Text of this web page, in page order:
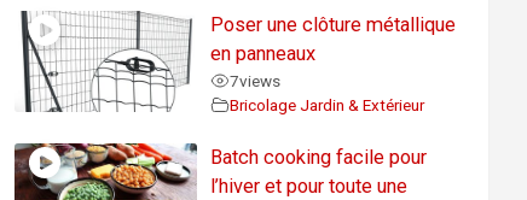
Poser une clôture métallique
en panneaux
7views
Bricolage Jardin & Extérieur
Batch cooking facile pour
l’hiver et pour toute une